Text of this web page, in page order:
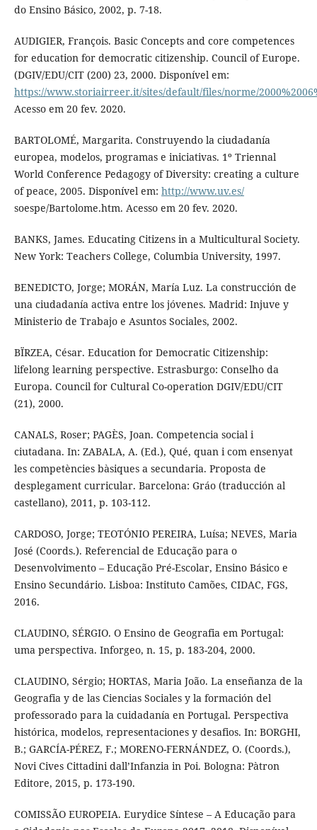
do Ensino Básico, 2002, p. 7-18.
AUDIGIER, François. Basic Concepts and core competences
for education for democratic citizenship. Council of Europe.
(DGIV/EDU/CIT (200) 23, 2000. Disponível em:
https://www.storiairreer.it/sites/default/files/norme/
Acesso em 20 fev. 2020.
BARTOLOMÉ, Margarita. Construyendo la ciudadanía
europea, modelos, programas e iniciativas. 1º Triennal
World Conference Pedagogy of Diversity: creating a culture
of peace, 2005. Disponível em: http://www.uv.es/
soespe/Bartolome.htm. Acesso em 20 fev. 2020.
BANKS, James. Educating Citizens in a Multicultural Society.
New York: Teachers College, Columbia University, 1997.
BENEDICTO, Jorge; MORÁN, María Luz. La construcción de
una ciudadanía activa entre los jóvenes. Madrid: Injuve y
Ministerio de Trabajo e Asuntos Sociales, 2002.
BÏRZEA, César. Education for Democratic Citizenship:
lifelong learning perspective. Estrasburgo: Conselho da
Europa. Council for Cultural Co-operation DGIV/EDU/CIT
(21), 2000.
CANALS, Roser; PAGÈS, Joan. Competencia social i
ciutadana. In: ZABALA, A. (Ed.), Qué, quan i com ensenyat
les competències bàsiques a secundaria. Proposta de
desplegament curricular. Barcelona: Gráo (traducción al
castellano), 2011, p. 103-112.
CARDOSO, Jorge; TEOTÓNIO PEREIRA, Luísa; NEVES, Maria
José (Coords.). Referencial de Educação para o
Desenvolvimento – Educação Pré-Escolar, Ensino Básico e
Ensino Secundário. Lisboa: Instituto Camões, CIDAC, FGS,
2016.
CLAUDINO, SÉRGIO. O Ensino de Geografia em Portugal:
uma perspectiva. Inforgeo, n. 15, p. 183-204, 2000.
CLAUDINO, Sérgio; HORTAS, Maria João. La enseñanza de la
Geografia y de las Ciencias Sociales y la formación del
professorado para la cuidadanía en Portugal. Perspectiva
histórica, modelos, representaciones y desafios. In: BORGHI,
B.; GARCÍA-PÉREZ, F.; MORENO-FERNÁNDEZ, O. (Coords.),
Novi Cives Cittadini dall’Infanzia in Poi. Bologna: Pàtron
Editore, 2015, p. 173-190.
COMISSÃO EUROPEIA. Eurydice Síntese – A Educação para